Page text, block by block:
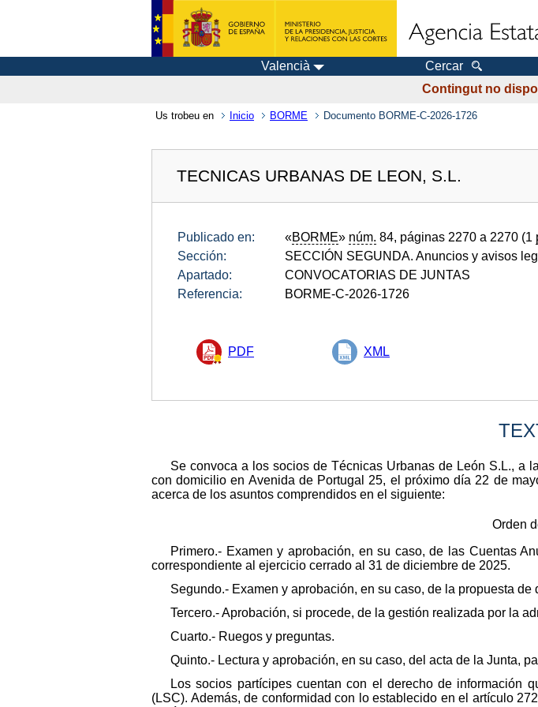
Valencià Cercar
Contingut no
Us trobeu en Inicio BORME Documento BORME-C-2026-1726
TECNICAS URBANAS DE LEON, S.L.
Publicado en: «BORME» núm. 84, páginas 2270 a 2270 (1
Sección:
SECCIÓN SEGUNDA. Anuncios y avisos
Apartado:
CONVOCATORIAS DE JUNTAS
Referencia:
BORME-C-2026-1726
PDF XML
Se convoca a los socios de Técnicas Urbanas de León S.L., a
con domicilio en Avenida de Portugal 25, el próximo día 22 de
acerca de los asuntos comprendidos en el siguiente:
Orden
Primero.- Examen y aprobación, en su caso, de las Cuentas
correspondiente al ejercicio cerrado al 31 de diciembre de 2025.
Segundo.- Examen y aprobación, en su caso, de la propuesta
Tercero.- Aprobación, si procede, de la gestión realizada por la
Cuarto.- Ruegos y preguntas.
Quinto.- Lectura y aprobación, en su caso, del acta de la Junta,
Los socios partícipes cuentan con el derecho de información
(LSC). Además, de conformidad con lo establecido en el artículo